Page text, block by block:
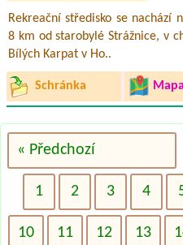
Rekreační středisko se nachází
8 km od starobylé Strážnice, v
Bílých Karpat v Ho..
Schránka Mapa
« Předchozí
1 2 3 4
10 11 12 13